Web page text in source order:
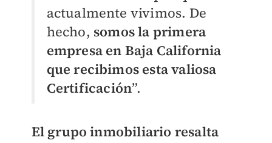
actualmente vivimos. De
hecho, somos la primera
empresa en Baja California
que recibimos esta valiosa
Certificación”.
El grupo inmobiliario resalta